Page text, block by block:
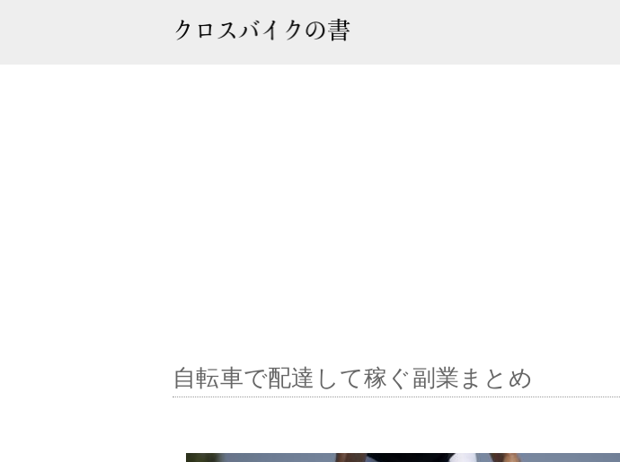
自転車で配達して稼ぐ副業まとめ